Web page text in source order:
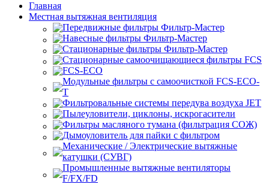
Главная
Местная вытяжная вентиляция
Передвижные
Навесные
Стационарные
Стационарные самоочищающиеся
FCS
FCS-ECO
Модульные
с самоочисткой FCS-ECO-
T
Фильтровальные системы передува воздуха JET
Пылеуловители, циклоны, искрогасители
Фильтры масляного тумана (фильтрация СОЖ)
Дымоуловитель для пайки с фильтром
Механические / Электрические вытяжные
катушки (СУВГ)
Промышленные вытяжные вентиляторы
F/FX/FD